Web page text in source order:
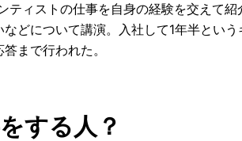
ィストの仕事を自身の経験を交えて
どについて講演。入社して1年半とい
まで行われた。
する人？